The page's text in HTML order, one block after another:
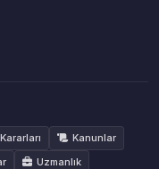
Kanunlar
Uzmanlık